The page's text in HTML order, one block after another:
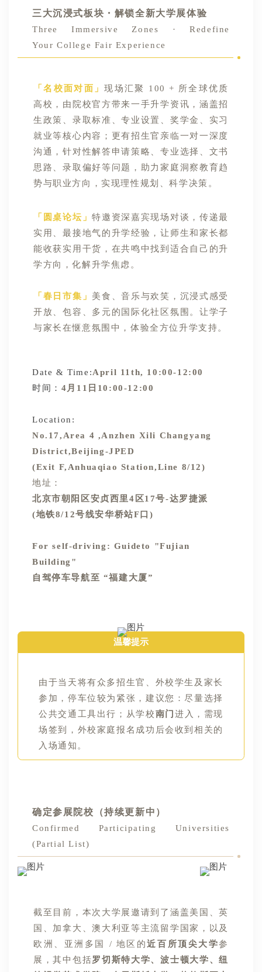
三大沉浸式板块・解锁全新大学展体验
Three Immersive Zones · Redefine
Your College Fair Experience
「名校面对面」现场汇聚 100 + 所全球优质
高校，由院校官方带来一手升学资讯，涵盖招
生政策、录取标准、专业设置、奖学金、实习
就业等核心内容；更有招生官亲临一对一深度
沟通，针对性解答申请策略、专业选择、文书
思路、录取偏好等问题，助力家庭洞察教育趋
势与职业方向，实现理性规划、科学决策。
「圆桌论坛」特邀资深嘉宾现场对谈，传递最
实用、最接地气的升学经验，让师生和家长都
能收获实用干货，在共鸣中找到适合自己的升
学方向，化解升学焦虑。
「春日市集」 美食、音乐与欢笑，沉浸式感受
开放、包容、多元的国际化社区氛围。让学子
与家长在惬意氛围中，体验全方位升学支持。
Date & Time:April 11th, 10:00-12:00
时间： 4月11日10:00-12:00
Location:
No.17,Area 4 ,Anzhen Xili Changyang
District,Beijing-JPED
(Exit F,Anhuaqiao Station,Line 8/12)
地址：
北京市朝阳区安贞西里4区17号-达罗捷派
(地铁8/12号线安华桥站F口)
For self-driving: Guideto "Fujian
Building"
自驾停车导航至 “福建大厦”
温馨提示
由于当天将有众多招生官、外校学生及家长
参加，停车位较为紧张，建议您：尽量选择
公共交通工具出行；从学校南门 进入，需现
场签到，外校家庭报名成功后会收到相关的
入场通知。
确定参展院校（持续更新中）
Confirmed Participating Universities
(Partial List)
截至目前，本次大学展邀请到了涵盖美国、英
国、加拿大、澳大利亚等主流留学国家，以及
欧洲、亚洲多国 / 地区的近百所顶尖大学参
展，其中包括罗切斯特大学、波士顿大学、纽